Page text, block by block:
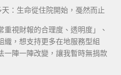
：生命從住院開始，戞然而止
重視財報的合理度、透明度」、
織，想支持更多在地服務型組
一陣一陣改變，讓我暫時無捐款